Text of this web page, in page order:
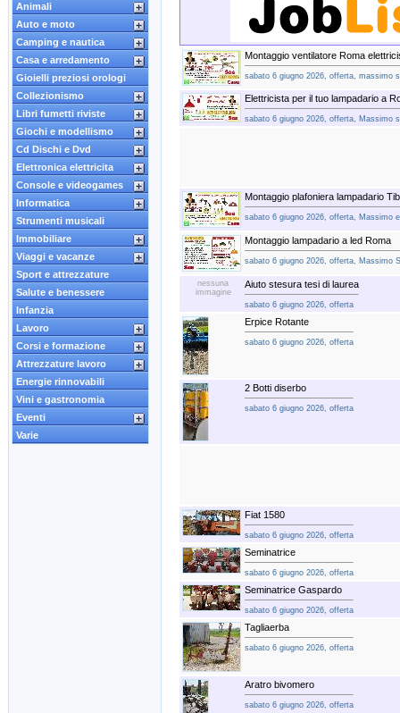
Animali
Auto e moto
Camping e nautica
Casa e arredamento
Gioielli preziosi orologi
Collezionismo
Libri fumetti riviste
Giochi e modellismo
Cd Dischi e Dvd
Elettronica elettricita
Console e videogames
Informatica
Strumenti musicali
Immobiliare
Viaggi e vacanze
Sport e attrezzature
Salute e benessere
Infanzia
Lavoro
Corsi e formazione
Attrezzature lavoro
Energie rinnovabili
Vini e gastronomia
Eventi
Varie
Montaggio ventilatore Roma
sabato 6 giugno 2026, offerta, massimo
Elettricista per il tuo lampadario a
sabato 6 giugno 2026, offerta, Massimo
Montaggio plafoniera lampadario
sabato 6 giugno 2026, offerta, Massimo
Montaggio lampadario a led Roma
sabato 6 giugno 2026, offerta, Massimo
nessuna
immagine
Aiuto stesura tesi di laurea
sabato 6 giugno 2026, offerta
Erpice Rotante
sabato 6 giugno 2026, offerta
2 Botti diserbo
sabato 6 giugno 2026, offerta
Fiat 1580
sabato 6 giugno 2026, offerta
Seminatrice
sabato 6 giugno 2026, offerta
Seminatrice Gaspardo
sabato 6 giugno 2026, offerta
Tagliaerba
sabato 6 giugno 2026, offerta
Aratro bivomero
sabato 6 giugno 2026, offerta